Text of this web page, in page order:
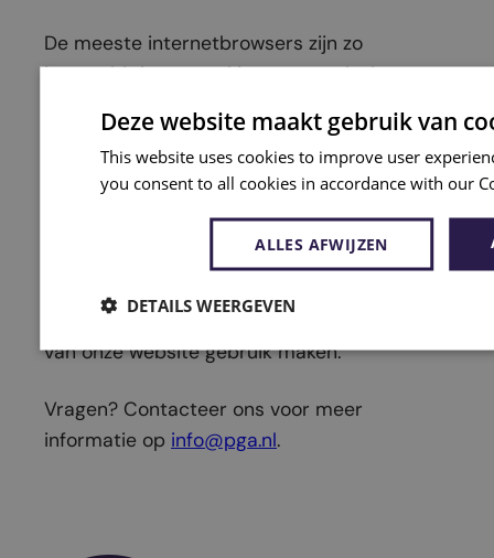
De meeste internetbrowsers zijn zo
ingesteld dat ze cookies automatisch
uw computer kan u echter reeds geplaatste
cookies verwijderen en het plaatsen van
nieuwe cookies weigeren. De wijze waarop
verschilt per browser. Raadpleeg indien
nodig de help functie van uw browser. Let
kunt u mogelijks niet van alle mogelijkheden
van onze website gebruik maken.
Vragen? Contacteer ons voor meer
informatie op info@pga.nl.
Deze website maakt gebruik van
This website uses cookies to improve user
you consent to all cookies in accordance with our
ALLES AFWIJZEN
DETAILS WEERGEVEN